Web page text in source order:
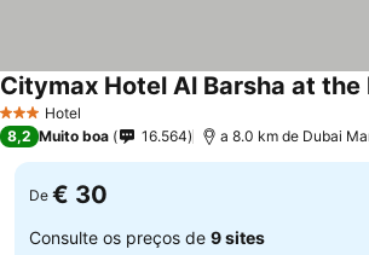
3 EstrelasHotel
Citymax Hotel Al Barsha at the
8,2 Muito boa 16.564 a 8.0 km de Dubai
De € 30
Consulte os preços de 9 sites